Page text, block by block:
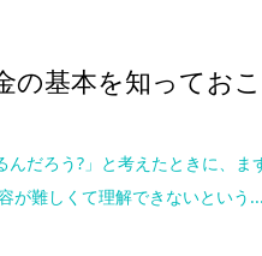
の基本を知っておこ
んだろう?」と考えたときに、ま
が難しくて理解できないという...